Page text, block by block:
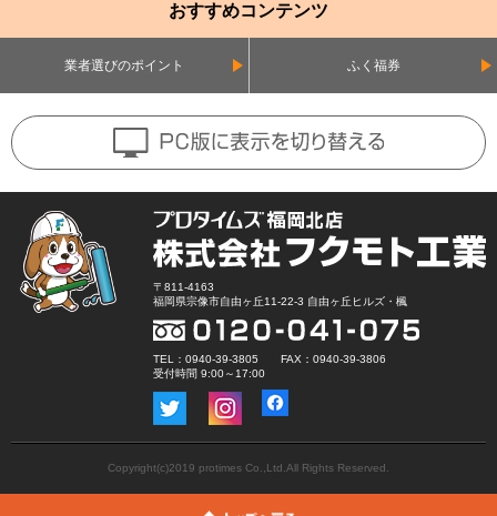
おすすめコンテンツ
業者選びのポイント ふく福券
〒811-4163
福岡県宗像市自由ヶ丘11-22-3 自由ヶ丘ヒルズ・楓
TEL：0940-39-3805 FAX：0940-39-3806
受付時間 9:00～17:00
Copyright(c)2019 protimes Co.,Ltd.All Rights Reserved.